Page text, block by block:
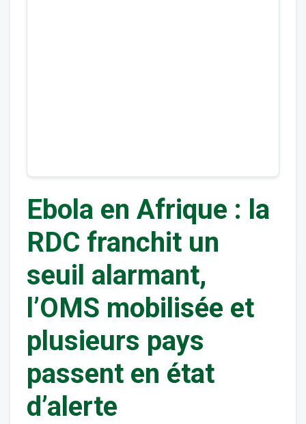
Ebola en Afrique : la
RDC franchit un
seuil alarmant,
l’OMS mobilisée et
plusieurs pays
passent en état
d’alerte